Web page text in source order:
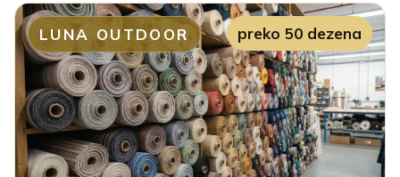
LUNA OUTDOOR preko 50 dezena